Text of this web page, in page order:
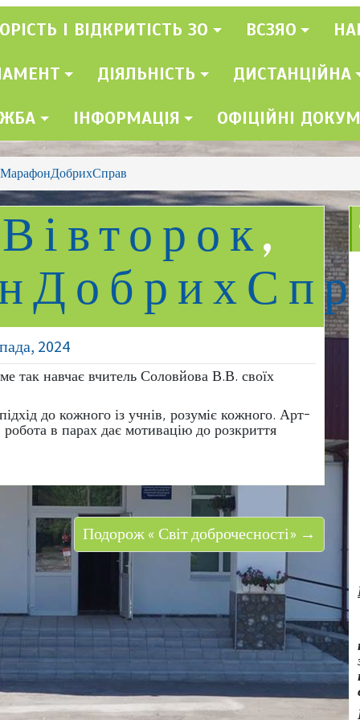
І ВІДКРИТІСТЬ ЗО ВСЗЯО
ДІЯЛЬНІСТЬ ДИСТАНЦІЙНА
ІНФОРМАЦІЯ ОФІЦІЙНІ
,
2024
так навчає вчитель Соловйова В.В. своїх
до кожного із учнів, розуміє кожного. Арт-
в парах дає мотивацію до розкриття
Подорож « Світ доброчесності» →